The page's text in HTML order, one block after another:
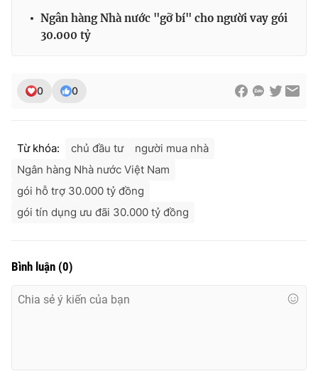
Phó Tổng Biên tập:
Nguyễn Thị Mỹ Hạnh, Phạm Quốc Thắng,
Nguyễn Trọng Ninh
Ngân hàng Nhà nước "gỡ bí" cho người vay gói
30.000 tỷ
0 0
Từ khóa: chủ đầu tư
người mua nhà
Ngân hàng Nhà nước Việt Nam
gói hỗ trợ 30.000 tỷ đồng
gói tín dụng ưu đãi 30.000 tỷ đồng
Bình luận (0)